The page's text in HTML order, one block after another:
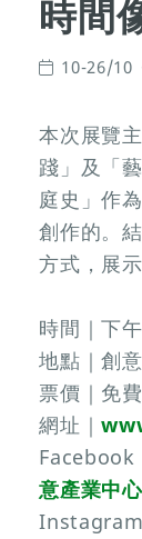
時間
10-26/10
本次展覽
踐」及「
庭史」作
創作的。
方式，展
時間｜下
地點｜創
票價｜免
網址｜
Facebook
意產業中心